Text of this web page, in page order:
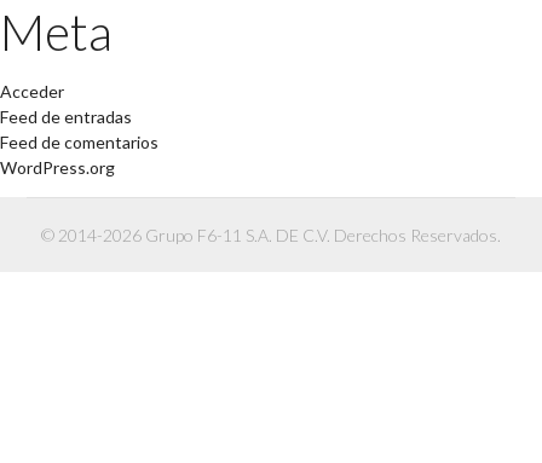
Meta
Acceder
Feed de entradas
Feed de comentarios
WordPress.org
© 2014-2026 Grupo F6-11 S.A. DE C.V. Derechos Reservados.